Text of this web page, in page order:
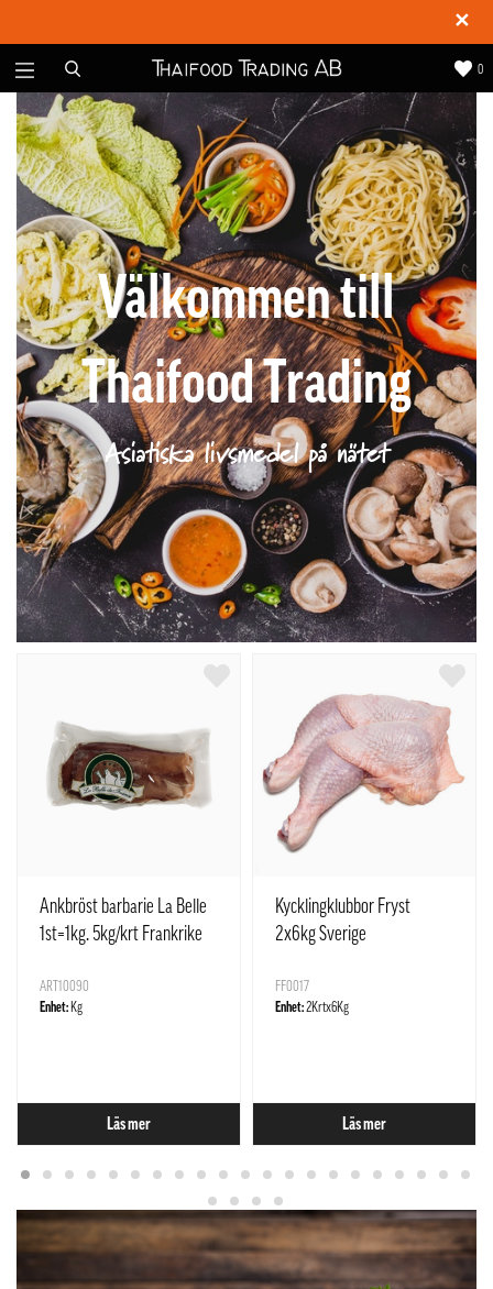
✕
0
Välkommen till
Thaifood Trading
Asiatiska livsmedel på nätet
Ankbröst barbarie La Belle
1st=1kg. 5kg/krt Frankrike
ART10090
Enhet: Kg
Läs mer
Kycklingklubbor Fryst
2x6kg Sverige
FF0017
Enhet:2Krtx6Kg
Läs mer